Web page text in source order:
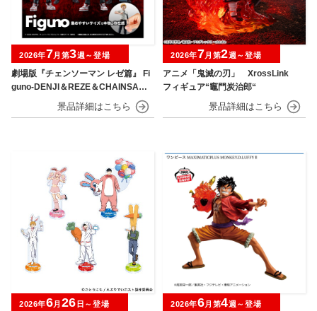
劇場版『チェンソーマン レゼ篇』 Fi
guno-DENJI＆REZE＆CHAINSAW
MAN＆BOMB-
2026年7月第3週～登場
アニメ「鬼滅の刃」 XrossLink
フィギュア“竈門炭治郎“
2026年7月第2週～登場
2026年6月 26 日～登場 2026年6月第4週～登場